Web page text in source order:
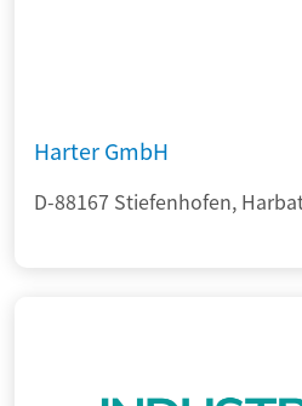
Harter GmbH
D-88167 Stiefenhofen,